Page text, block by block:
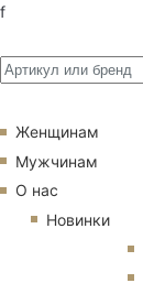
f
Женщинам
Мужчинам
О нас
Новинки